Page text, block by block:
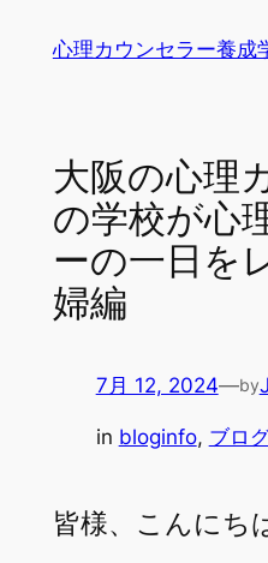
心理カウンセラー養成
大阪の心理
の学校が心
ーの一日
婦編
7月 12, 2024—by
in bloginfo, ブロ
皆様、こんにち